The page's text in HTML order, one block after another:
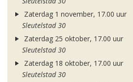
Zaterdag 1 november, 17.00 uur
Sleutelstad 30
Zaterdag 25 oktober, 17.00 uur
Sleutelstad 30
Zaterdag 18 oktober, 17.00 uur
Sleutelstad 30